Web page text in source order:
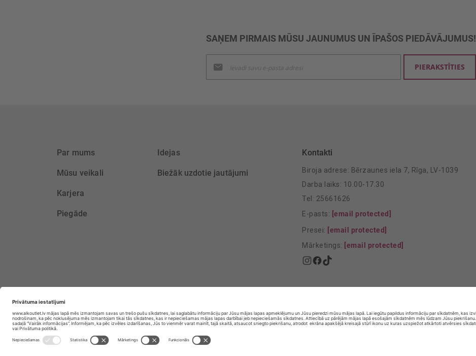
SAŅEM PIRMAIS MŪSU JAUNUMUS UN ĪPAŠOS PIEDĀVĀJUMUS!
jaunumu
saņemšanai:
PIERAKSTĪTIES
Par mums
Mūsu veikali
Karjera
Piegāde
Idejas
Biežāk uzdotie jautājumi
Kontakti
Biroja adrese: Bērzaunes iela 7, Rīga, LV-1039
Darba laiks: 10.00-17.30
Tel: 25661626
E-pasts: [email protected]
Presei: [email protected]
Mārketings: [email protected]